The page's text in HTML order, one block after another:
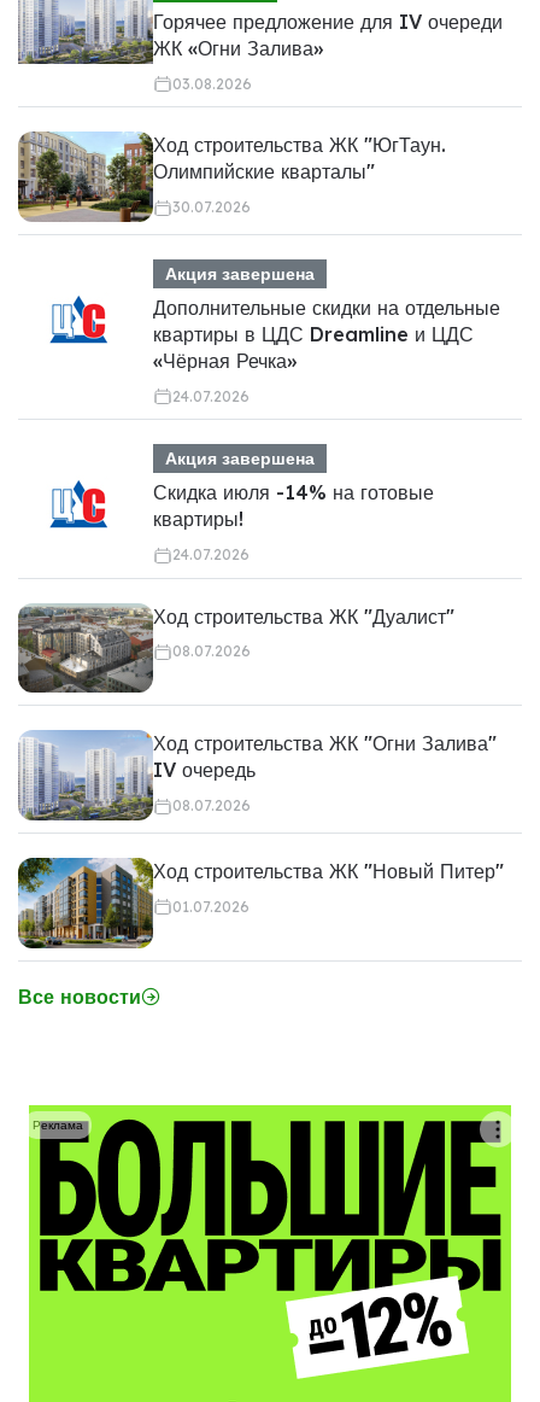
Горячее предложение для IV очереди
ЖК «Огни Залива»
03.08.2026
Ход строительства ЖК "ЮгТаун.
Олимпийские кварталы"
30.07.2026
Акция завершена
Дополнительные скидки на отдельные
квартиры в ЦДС Dreamline и ЦДС
«Чёрная Речка»
24.07.2026
Акция завершена
Скидка июля -14% на готовые
квартиры!
24.07.2026
Ход строительства ЖК "Дуалист"
08.07.2026
Ход строительства ЖК "Огни Залива"
IV очередь
08.07.2026
Ход строительства ЖК "Новый Питер"
01.07.2026
Все новости
Реклама